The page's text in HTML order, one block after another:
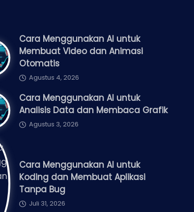
Cara Menggunakan AI untuk
Membuat Video dan Animasi
Otomatis
Agustus 4, 2026
Cara Menggunakan AI untuk
Analisis Data dan Membaca Grafik
Agustus 3, 2026
Cara Menggunakan AI untuk
Koding dan Membuat Aplikasi
Tanpa Bug
Juli 31, 2026